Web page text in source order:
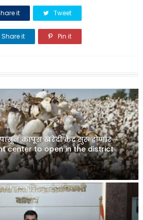
it Tweet
Share it Pin it
कापूस खरेदी केंद्र सुरू होणार -
center to open in the district